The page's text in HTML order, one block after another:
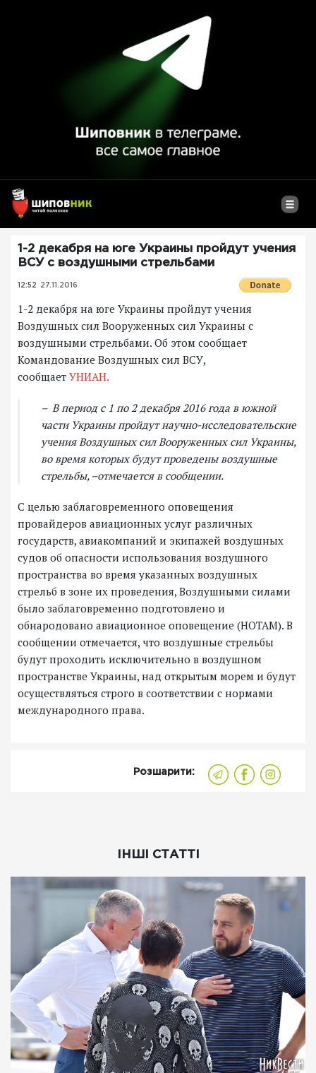
1-2 декабря на юге Украины пройдут учения
ВСУ с воздушными стрельбами
12:52 27.11.2016
1-2 декабря на юге Украины пройдут учения
Воздушных сил Вооруженных сил Украины с
воздушными стрельбами. Об этом сообщает
Командование Воздушных сил ВСУ,
сообщает УНИАН.
– В период с 1 по 2 декабря 2016 года в южной
части Украины пройдут научно-исследовательские
учения Воздушных сил Вооруженных сил Украины,
во время которых будут проведены воздушные
стрельбы, –отмечается в сообщении.
С целью заблаговременного оповещения
провайдеров авиационных услуг различных
государств, авиакомпаний и экипажей воздушных
судов об опасности использования воздушного
пространства во время указанных воздушных
стрельб в зоне их проведения, Воздушными силами
было заблаговременно подготовлено и
обнародовано авиационное оповещение (НОТАМ). В
сообщении отмечается, что воздушные стрельбы
будут проходить исключительно в воздушном
пространстве Украины, над открытым морем и будут
осуществляться строго в соответствии с нормами
международного права.
Розшарити:
ІНШІ СТАТТІ